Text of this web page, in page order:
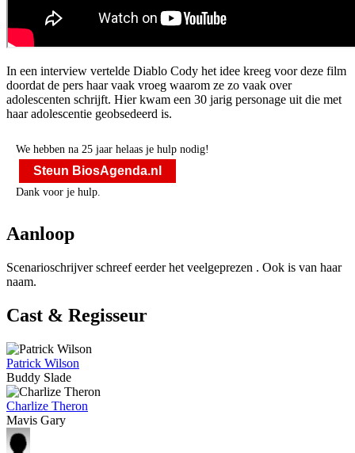
In een interview vertelde Diablo Cody het idee kreeg voor deze film
doordat de pers haar vaak vroeg waarom ze zo vaak over
adolescenten schrijft. Hier kwam een 30 jarig personage uit die met
haar adolescentie geobsedeerd is.
We hebben na 25 jaar helaas je hulp nodig!
Steun BiosAgenda.nl
Dank voor je hulp.
Aanloop
Scenarioschrijverschreef eerder het veelgeprezen . Ook is van haar
naam.
Cast & Regisseur
Patrick Wilson
Buddy Slade
Charlize Theron
Mavis Gary